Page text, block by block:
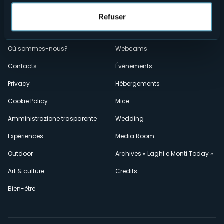
Refuser
Menù
secondario
Qui sommes-nous?
Où sommes-nous?
Contacts
Privacy
Cookie Policy
Amministrazione trasparente
Expériences
Outdoor
Art & culture
Bien-être
Vins & gastronomie
Webcams
Événements
Hébergements
Mice
Wedding
Media Room
Archives « Laghi e Monti Today »
Credits